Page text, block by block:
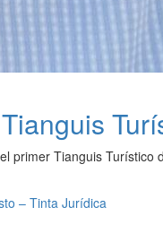
primer Tianguis Turístico